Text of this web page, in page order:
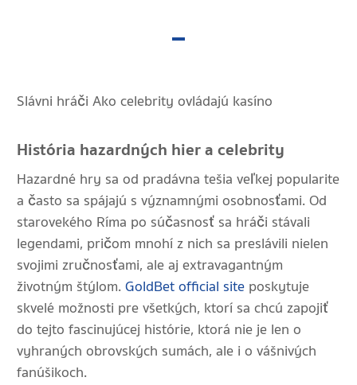
Slávni hráči Ako celebrity ovládajú kasíno
História hazardných hier a celebrity
Hazardné hry sa od pradávna tešia veľkej popularite
a často sa spájajú s významnými osobnosťami. Od
starovekého Ríma po súčasnosť sa hráči stávali
legendami, pričom mnohí z nich sa preslávili nielen
svojimi zručnosťami, ale aj extravagantným
životným štýlom.GoldBet official site poskytuje
skvelé možnosti pre všetkých, ktorí sa chcú zapojiť
do tejto fascinujúcej histórie, ktorá nie je len o
vyhraných obrovských sumách, ale i o vášnivých
fanúšikoch.